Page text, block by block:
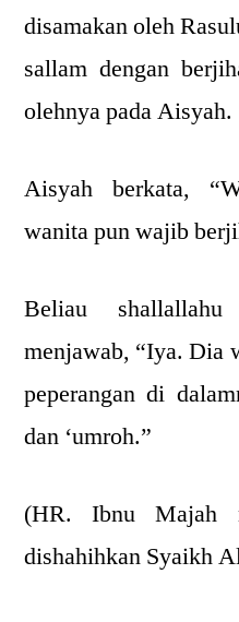
disamakan oleh
sallam dengan
olehnya pada Aisyah.
Aisyah berkata,
wanita pun wajib
Beliau
menjawab, “Iya. Dia
peperangan di
dan ‘umroh.”
(HR. Ibnu Majah
dishahihkan Syaikh